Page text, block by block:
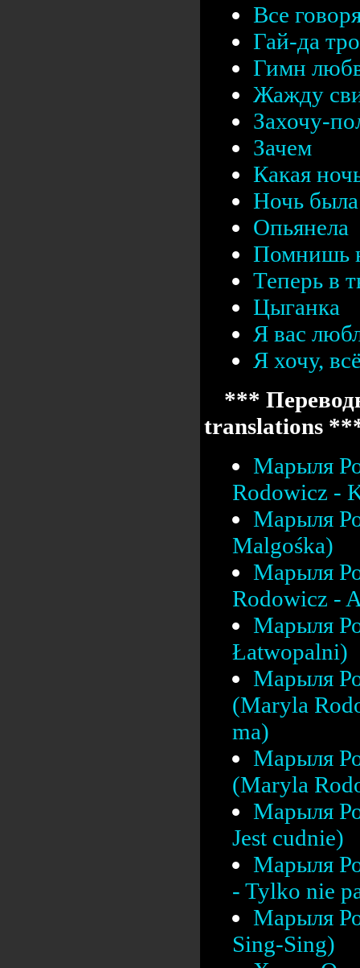
Все
Гай-да
Гимн
Жажду
Захочу-
Зачем
Какая
Ночь была
Опьянела
Помнишь
Теперь в
Цыганка
Я вас
Я хочу,
***
translations
Марыля
Rodowicz -
Марыля
Malgośka)
Марыля
Rodowicz -
Марыля
Łatwopalni)
Марыля
(Maryla
ma)
Марыля
(Maryla
Марыля
Jest cudnie)
Марыля
- Tylko nie
Марыля
Sing-Sing)